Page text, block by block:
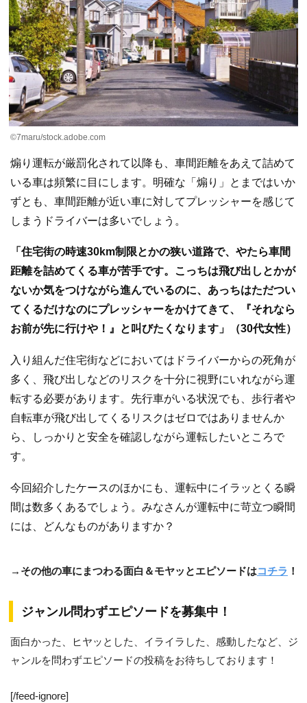
©7maru/stock.adobe.com
煽り運転が厳罰化されて以降も、車間距離をあえて詰めて
いる車は頻繁に目にします。明確な「煽り」とまではいか
ずとも、車間距離が近い車に対してプレッシャーを感じて
しまうドライバーは多いでしょう。
「住宅街の時速30km制限とかの狭い道路で、やたら車間
距離を詰めてくる車が苦手です。こっちは飛び出しとかが
ないか気をつけながら進んでいるのに、あっちはただつい
てくるだけなのにプレッシャーをかけてきて、『それなら
お前が先に行けや！』と叫びたくなります」（30代女性）
入り組んだ住宅街などにおいてはドライバーからの死角が
多く、飛び出しなどのリスクを十分に視野にいれながら運
転する必要があります。先行車がいる状況でも、歩行者や
自転車が飛び出してくるリスクはゼロではありませんか
ら、しっかりと安全を確認しながら運転したいところで
す。
今回紹介したケースのほかにも、運転中にイラッとくる瞬
間は数多くあるでしょう。みなさんが運転中に苛立つ瞬間
には、どんなものがありますか？
→その他の車にまつわる面白＆モヤッとエピソードはコチラ ！
ジャンル問わずエピソードを募集中！
面白かった、ヒヤッとした、イライラした、感動したなど、ジ
ャンルを問わずエピソードの投稿をお待ちしております！
[/feed-ignore]